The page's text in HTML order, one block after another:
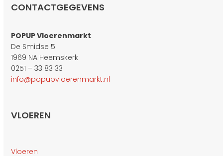
CONTACTGEGEVENS
POPUP Vloerenmarkt
De Smidse 5
1969 NA Heemskerk
0251 – 33 83 33
info@popupvloerenmarkt.nl
VLOEREN
Vloeren